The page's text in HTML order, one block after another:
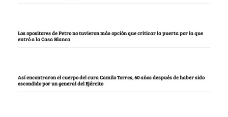
Los opositores de Petro no tuvieron más opción que criticar la puerta por la que
entró a la Casa Blanca
Así encontraron el cuerpo del cura Camilo Torres, 60 años después de haber sido
escondido por un general del Ejército